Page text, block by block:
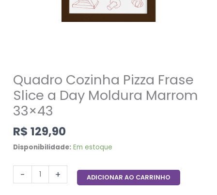
Quadro Cozinha Pizza Frase
Slice a Day Moldura Marrom
33×43
R$ 129,90
Disponibilidade: Em estoque
- + ADICIONAR AO CARRINHO